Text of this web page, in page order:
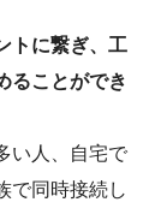
トに繋ぎ、工
ることができ
い人、自宅で
で同時接続し